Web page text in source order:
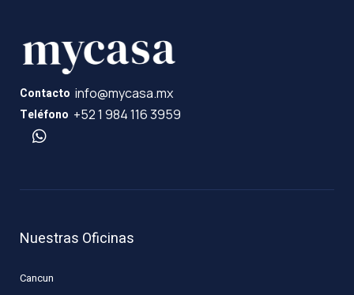
Contacto info@mycasa.mx
Teléfono +52 1 984 116 3959
Nuestras Oficinas
Cancun